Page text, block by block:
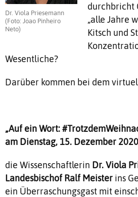
Dr. Viola Priesemann
(Foto: Joao Pinheiro
Neto)
durchbricht
„alle Jahre
Kitsch und
Wesentliche?
Darüber kommen bei dem
„Auf ein Wort:
am Dienstag, 15. Dezember
die Wissenschaftlerin Dr. Viola
Landesbischof Ralf Meister ins
ein Überraschungsgast mit